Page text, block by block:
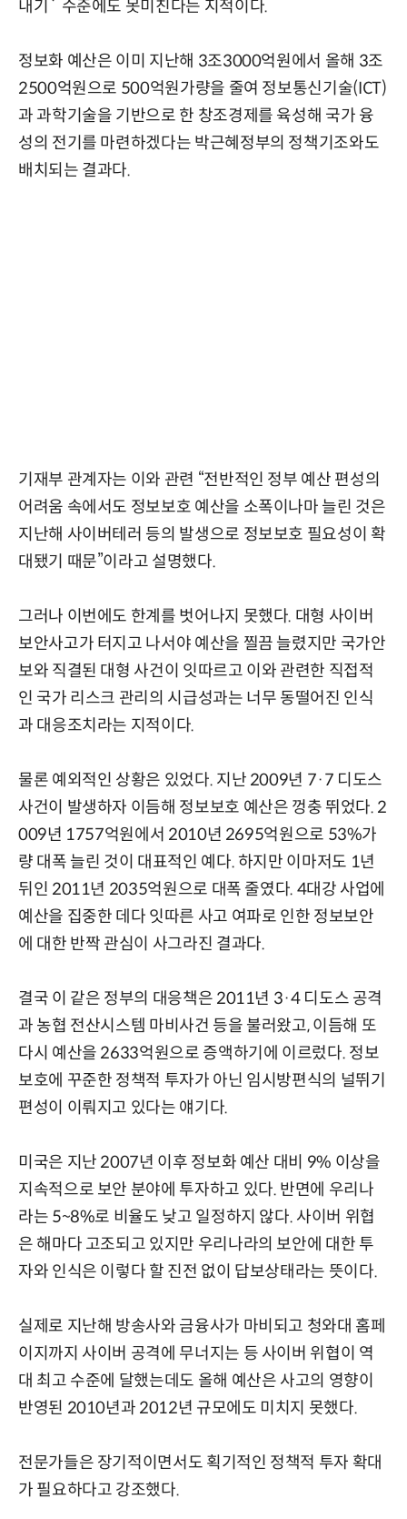
내기` 수준에도 못미친다는 지적이다.
정보화 예산은 이미 지난해 3조3000억원에서 올해 3조
2500억원으로 500억원가량을 줄여 정보통신기술(ICT)
과 과학기술을 기반으로 한 창조경제를 육성해 국가 융
성의 전기를 마련하겠다는 박근혜정부의 정책기조와도
배치되는 결과다.
기재부 관계자는 이와 관련 “전반적인 정부 예산 편성의
어려움 속에서도 정보보호 예산을 소폭이나마 늘린 것은
지난해 사이버테러 등의 발생으로 정보보호 필요성이 확
대됐기 때문”이라고 설명했다.
그러나 이번에도 한계를 벗어나지 못했다. 대형 사이버
보안사고가 터지고 나서야 예산을 찔끔 늘렸지만 국가안
보와 직결된 대형 사건이 잇따르고 이와 관련한 직접적
인 국가 리스크 관리의 시급성과는 너무 동떨어진 인식
과 대응조치라는 지적이다.
물론 예외적인 상황은 있었다. 지난 2009년 7·7 디도스
사건이 발생하자 이듬해 정보보호 예산은 껑충 뛰었다. 2
009년 1757억원에서 2010년 2695억원으로 53%가
량 대폭 늘린 것이 대표적인 예다. 하지만 이마저도 1년
뒤인 2011년 2035억원으로 대폭 줄였다. 4대강 사업에
예산을 집중한 데다 잇따른 사고 여파로 인한 정보보안
에 대한 반짝 관심이 사그라진 결과다.
결국 이 같은 정부의 대응책은 2011년 3·4 디도스 공격
과 농협 전산시스템 마비사건 등을 불러왔고, 이듬해 또
다시 예산을 2633억원으로 증액하기에 이르렀다. 정보
보호에 꾸준한 정책적 투자가 아닌 임시방편식의 널뛰기
편성이 이뤄지고 있다는 얘기다.
미국은 지난 2007년 이후 정보화 예산 대비 9% 이상을
지속적으로 보안 분야에 투자하고 있다. 반면에 우리나
라는 5~8%로 비율도 낮고 일정하지 않다. 사이버 위협
은 해마다 고조되고 있지만 우리나라의 보안에 대한 투
자와 인식은 이렇다 할 진전 없이 답보상태라는 뜻이다.
실제로 지난해 방송사와 금융사가 마비되고 청와대 홈페
이지까지 사이버 공격에 무너지는 등 사이버 위협이 역
대 최고 수준에 달했는데도 올해 예산은 사고의 영향이
반영된 2010년과 2012년 규모에도 미치지 못했다.
전문가들은 장기적이면서도 획기적인 정책적 투자 확대
가 필요하다고 강조했다.